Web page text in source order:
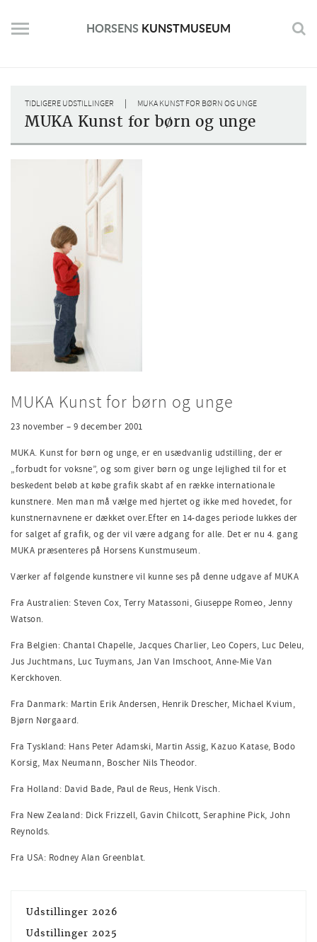
content
HORSENS KUNSTMUSEUM
TIDLIGERE UDSTILLINGER | MUKA KUNST FOR BØRN OG UNGE
MUKA Kunst for børn og unge
MUKA Kunst for børn og unge
23 november – 9 december 2001
MUKA. Kunst for børn og unge, er en usædvanlig udstilling, der er
„forbudt for voksne”, og som giver børn og unge lejlighed til for et
beskedent beløb at købe grafik skabt af en række internationale
kunstnere. Men man må vælge med hjertet og ikke med hovedet, for
kunstnernavnene er dækket over.Efter en 14-dages periode lukkes der
for salget af grafik, og der vil være adgang for alle. Det er nu 4. gang
MUKA præsenteres på Horsens Kunstmuseum.
Værker af følgende kunstnere vil kunne ses på denne udgave af MUKA
Fra Australien: Steven Cox, Terry Matassoni, Giuseppe Romeo, Jenny
Watson.
Fra Belgien: Chantal Chapelle, Jacques Charlier, Leo Copers, Luc Deleu,
Jus Juchtmans, Luc Tuymans, Jan Van Imschoot, Anne-Mie Van
Kerckhoven.
Fra Danmark: Martin Erik Andersen, Henrik Drescher, Michael Kvium,
Bjørn Nørgaard.
Fra Tyskland: Hans Peter Adamski, Martin Assig, Kazuo Katase, Bodo
Korsig, Max Neumann, Boscher Nils Theodor.
Fra Holland: David Bade, Paul de Reus, Henk Visch.
Fra New Zealand: Dick Frizzell, Gavin Chilcott, Seraphine Pick, John
Reynolds.
Fra USA: Rodney Alan Greenblat.
Udstillinger 2026
Udstillinger 2025